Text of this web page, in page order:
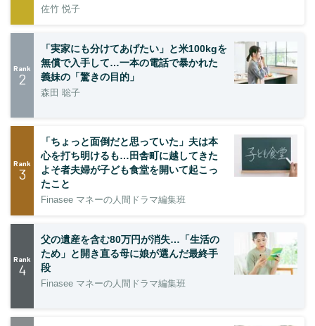
佐竹 悦子
Rank
2
「実家にも分けてあげたい」と米100kgを
無償で入手して…一本の電話で暴かれた
義妹の「驚きの目的」
森田 聡子
Rank
3
「ちょっと面倒だと思っていた」夫は本
心を打ち明けるも…田舎町に越してきた
よそ者夫婦が子ども食堂を開いて起こっ
たこと
Finasee マネーの人間ドラマ編集班
Rank
4
父の遺産を含む80万円が消失…「生活の
ため」と開き直る母に娘が選んだ最終手
段
Finasee マネーの人間ドラマ編集班